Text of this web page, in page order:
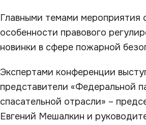
Главными темами мероприятия
особенности правового
новинки в сфере пожарной
Экспертами конференции
представители «Федеральной
спасательной отрасли» –
Евгений Мешалкин и